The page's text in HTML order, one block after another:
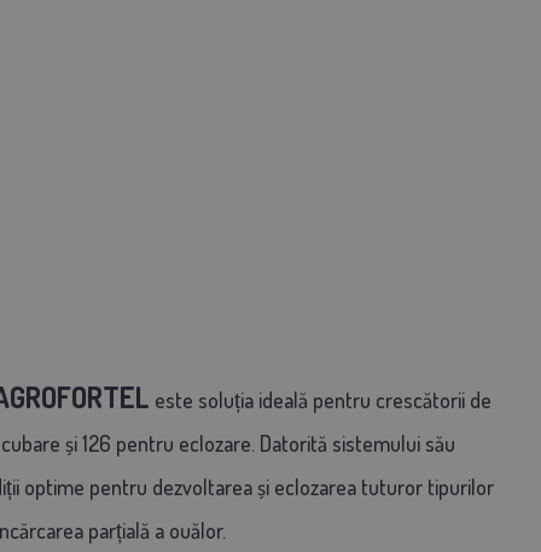
este soluția ideală pentru crescătorii de
și 126 pentru eclozare. Datorită sistemului său
optime pentru dezvoltarea și eclozarea tuturor tipurilor
parțială a ouălor.